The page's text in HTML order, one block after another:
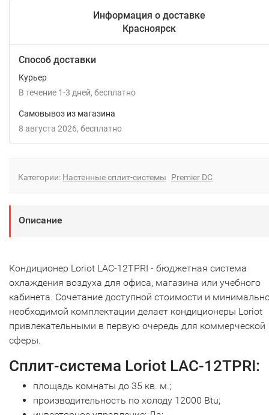
Информация о доставке
Красноярск
Способ доставки
Курьер
В течение 1-3 дней Бесплатно
Самовывоз из магазина
8 августа 2026
Бесплатно
Категории: Настенные сплит-системы Premier DC
Описание
Кондиционер Loriot LAC-12TPRI - бюджетная система
охлаждения воздуха для офиса, магазина или учебного
кабинета. Сочетание доступной стоимости и
необходимой комплектации делает кондиционеры Loriot
привлекательными в первую очередь для коммерческой
сферы.
Сплит-система Loriot LAC-12TPRI:
площадь комнаты до 35 кв. м.;
производительность по холоду 12000 Btu;